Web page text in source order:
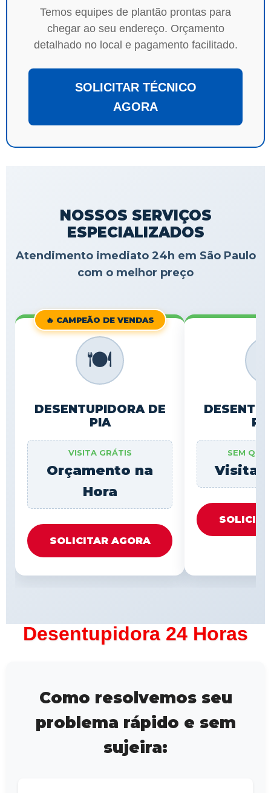
Temos equipes de plantão prontas para
chegar ao seu endereço. Orçamento
detalhado no local e pagamento facilitado.
SOLICITAR TÉCNICO
AGORA
NOSSOS SERVIÇOS
ESPECIALIZADOS
Atendimento imediato 24h em São Paulo
com o melhor preço
🔥 CAMPEÃO DE VENDAS
🍽️
DESENTUPIDORA DE
PIA
VISITA GRÁTIS
Orçamento na
Hora
SOLICITAR AGORA
SEM
Visita
Desentupidora 24 Horas
Como resolvemos seu
problema rápido e sem
sujeira: